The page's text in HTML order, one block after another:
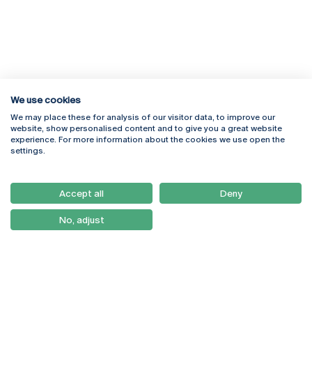
Rua Diogo Botelho 1327
4169-005 Porto
+351 226 196 240
Campus Online
Webmail
Como Chegar
Newsletter
We use cookies
We may place these for analysis of our visitor data, to improve our
website, show personalised content and to give you a great website
experience. For more information about the cookies we use open the
settings.
Accept all Deny
No, adjust